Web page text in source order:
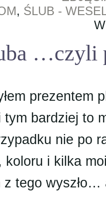
, ŚLUB -
…czyli
prezentem
tym bardziej to
nie po
i kilka
z tego wyszło…